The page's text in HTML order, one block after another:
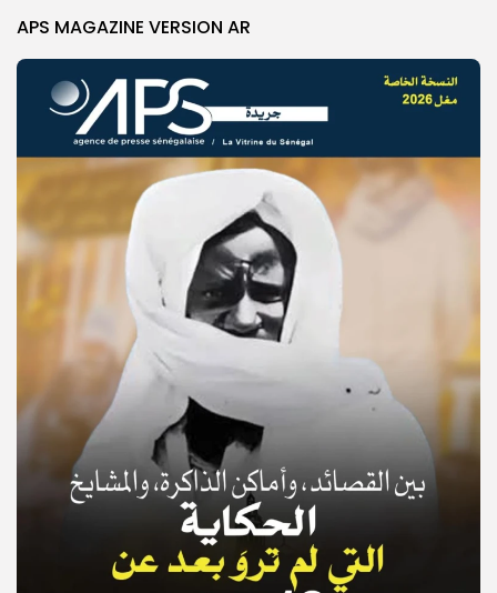
© Copyright 2025, APS
APS MAGAZINE VERSION AR